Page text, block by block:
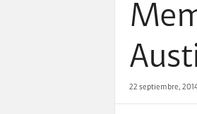
22 septiembre,